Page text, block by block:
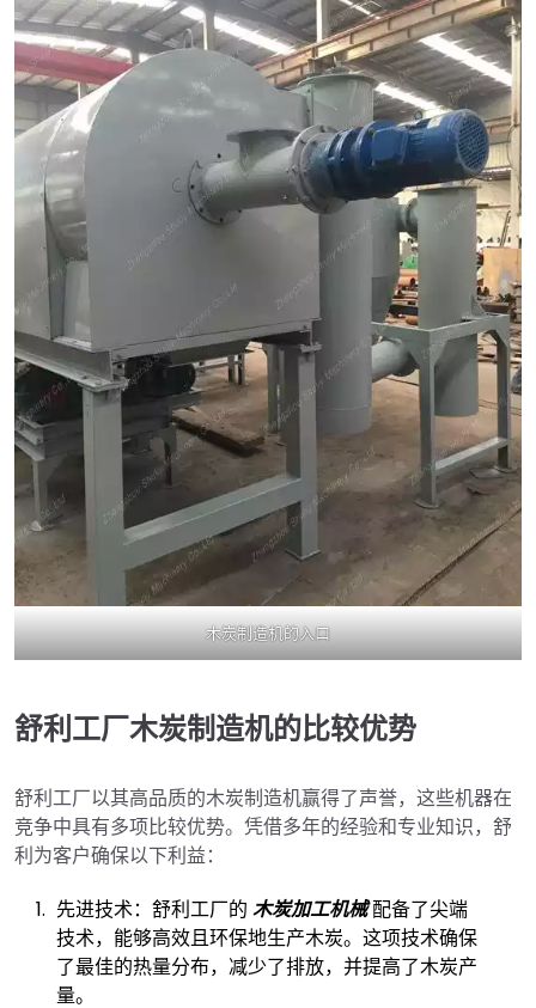
木炭制造机的入口
舒利工厂木炭制造机的比较优势
舒利工厂以其高品质的木炭制造机赢得了声誉，这些机器在
竞争中具有多项比较优势。凭借多年的经验和专业知识，舒
利为客户确保以下利益：
先进技术：舒利工厂的 木炭加工机械配备了尖端
技术，能够高效且环保地生产木炭。这项技术确保
了最佳的热量分布，减少了排放，并提高了木炭产
量。